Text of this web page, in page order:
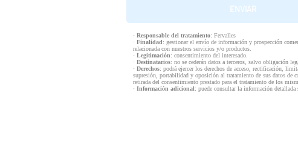
· Responsable del tratamiento: Fervalles
· Finalidad: gestionar el envío de información y prospección
relacionada con nuestros servicios y/o productos.
· Legitimación: consentimiento del interesado.
· Destinatarios: no se cederán datos a terceros, salvo obligación
· Derechos: podrá ejercer los derechos de acceso, rectificación,
supresión, portabilidad y oposición al tratamiento de sus datos de
retirada del consentimiento prestado para el tratamiento de los
· Información adicional: puede consultar la información detallada